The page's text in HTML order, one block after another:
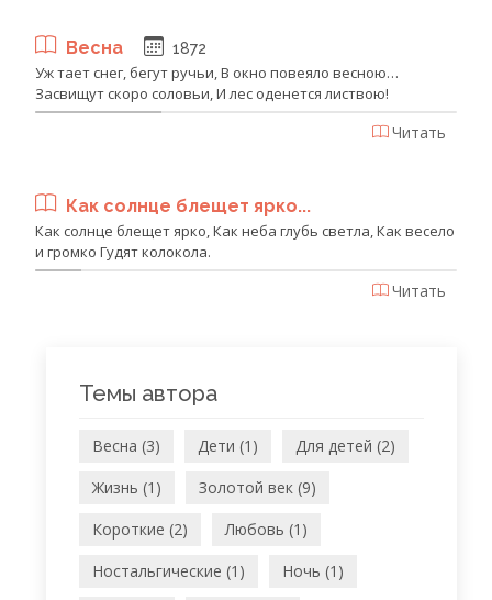
Весна 1872
Уж тает снег, бегут ручьи, В окно повеяло весною…
Засвищут скоро соловьи, И лес оденется листвою!
Читать
Как солнце блещет ярко...
Как солнце блещет ярко, Как неба глубь светла, Как весело
и громко Гудят колокола.
Читать
Темы автора
Весна (3) Дети (1)
Для детей (2)
Жизнь (1)
Золотой век (9)
Короткие (2)
Любовь (1)
Ностальгические (1)
Ночь (1)